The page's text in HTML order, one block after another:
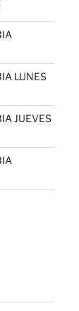
LUNES
JUEVES